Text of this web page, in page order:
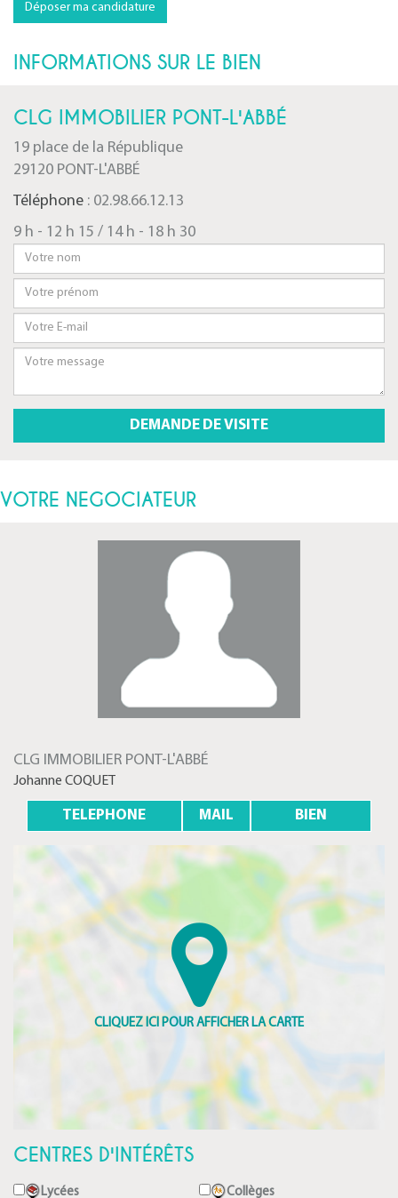
Déposer ma candidature
INFORMATIONS SUR LE BIEN
CLG IMMOBILIER PONT-L'ABBÉ
19 place de la République
29120 PONT-L'ABBÉ
Téléphone : 02.98.66.12.13
9 h - 12 h 15 / 14 h - 18 h 30
VOTRE NEGOCIATEUR
CLG IMMOBILIER PONT-L'ABBÉ
Johanne COQUET
TELEPHONE MAIL BIEN
CENTRES D'INTÉRÊTS
Lycées Collèges